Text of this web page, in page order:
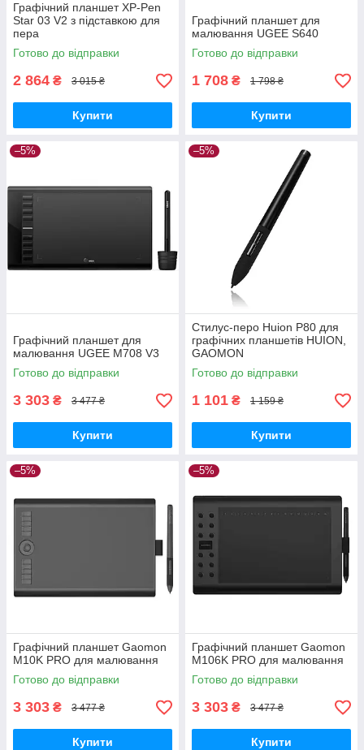
Графічний планшет XP-Pen
Star 03 V2 з підставкою для
пера
Готово до відправки
2 864 ₴ 3 015 ₴
Купити
Графічний планшет для
малювання UGEE S640
Готово до відправки
1 708 ₴ 1 798 ₴
Купити
–5%
Графічний планшет для
малювання UGEE M708 V3
Готово до відправки
3 303 ₴ 3 477 ₴
Купити
–5%
Стилус-перо Huion P80 для
графічних планшетів HUION,
GAOMON
Готово до відправки
1 101 ₴ 1 159 ₴
Купити
–5%
Графічний планшет Gaomon
M10K PRO для малювання
Готово до відправки
3 303 ₴ 3 477 ₴
Купити
–5%
Графічний планшет Gaomon
M106K PRO для малювання
Готово до відправки
3 303 ₴ 3 477 ₴
Купити